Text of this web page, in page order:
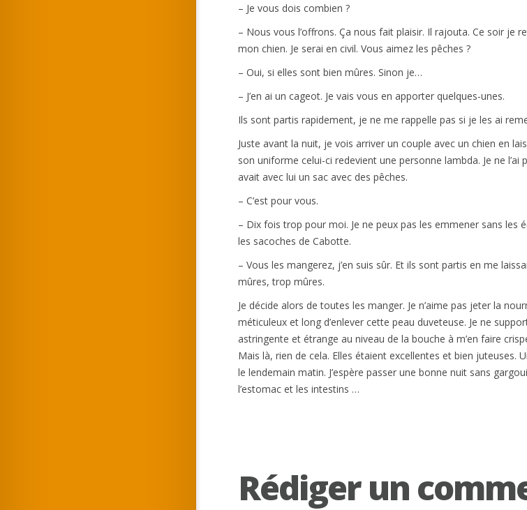
– Je vous dois combien ?
– Nous vous l’offrons. Ça nous fait plaisir. Il rajouta. Ce soir je
mon chien. Je serai en civil. Vous aimez les pêches ?
– Oui, si elles sont bien mûres. Sinon je…
– J’en ai un cageot. Je vais vous en apporter quelques-unes.
Ils sont partis rapidement, je ne me rappelle pas si je les ai
Juste avant la nuit, je vois arriver un couple avec un chien en
son uniforme celui-ci redevient une personne lambda. Je ne l’ai
avait avec lui un sac avec des pêches.
– C’est pour vous.
– Dix fois trop pour moi. Je ne peux pas les emmener sans les
les sacoches de Cabotte.
– Vous les mangerez, j’en suis sûr. Et ils sont partis en me
mûres, trop mûres.
Je décide alors de toutes les manger. Je n’aime pas jeter la
méticuleux et long d’enlever cette peau duveteuse. Je ne
astringente et étrange au niveau de la bouche à m’en faire
Mais là, rien de cela. Elles étaient excellentes et bien juteuses.
le lendemain matin. J’espère passer une bonne nuit sans
l’estomac et les intestins …
Rédiger un